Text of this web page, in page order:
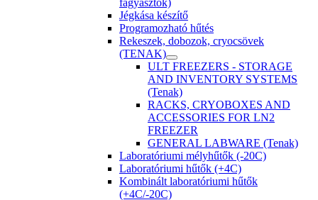
Jégkása készítő
Programozható hűtés
Rekeszek, dobozok, cryocsövek
(TENAK)
ULT FREEZERS - STORAGE
AND INVENTORY SYSTEMS
(Tenak)
RACKS, CRYOBOXES AND
ACCESSORIES FOR LN2
FREEZER
GENERAL LABWARE (Tenak)
Laboratóriumi mélyhűtők (-20C)
Laboratóriumi hűtők (+4C)
Kombinált laboratóriumi hűtők
(+4C/-20C)